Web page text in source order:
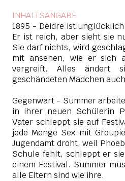
INHALTSANGABE
1895 - Deidre ist
Er ist reich, aber sieht sie
Sie darf nichts, wird
mit ansehen, wie er sich
vergreift. Alles ändert
geschändeten Mädchen
Gegenwart - Summer
in ihrer neuen Schülerin
Vater schleppt sie auf
jede Menge Sex mit
Jugendamt droht, weil
Schule fehlt, schleppt er
einem Festival. Summer
alle Eltern sind wie ihre.